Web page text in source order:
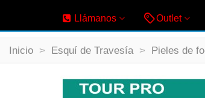
Llámanos Outlet
Inicio > Esquí de Travesía > Pieles de